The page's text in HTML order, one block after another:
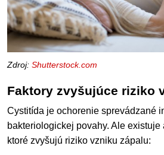
Zdroj: Shutterstock.com
Faktory zvyšujúce riziko
Cystitída je ochorenie sprevádzané
bakteriologickej povahy. Ale existuje
ktoré zvyšujú riziko vzniku zápalu: